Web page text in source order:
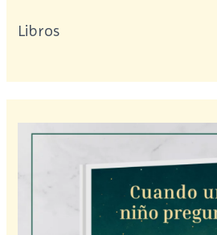
Libros